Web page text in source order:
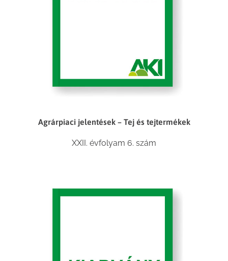
Agrárpiaci jelentések – Tej és tejtermékek
XXII. évfolyam 6. szám